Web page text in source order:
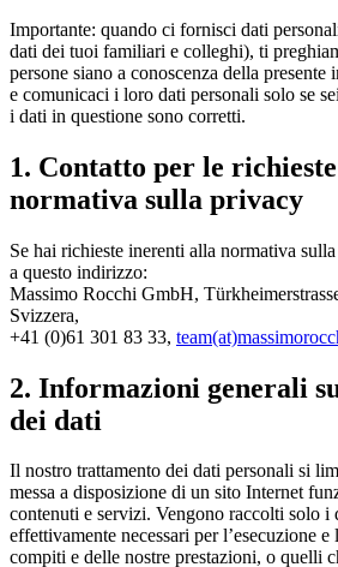
Importante: quando ci fornisci dati
dati dei tuoi familiari e colleghi), ti
persone siano a conoscenza della
e comunicaci i loro dati personali solo se
i dati in questione sono corretti.
1. Contatto per le
normativa sulla privacy
Se hai richieste inerenti alla normativa
a questo indirizzo:
Massimo Rocchi GmbH,
Svizzera,
+41 (0)61 301 83 33,
2. Informazioni generali
dei dati
Il nostro trattamento dei dati personali si
messa a disposizione di un sito Internet
contenuti e servizi. Vengono raccolti solo i
effettivamente necessari per l’esecuzione
compiti e delle nostre prestazioni, o quelli